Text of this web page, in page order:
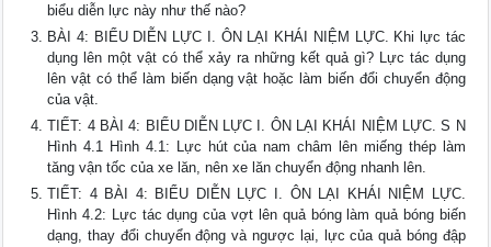
biểu diễn lực này như thế nào?
BÀI 4: BIỂU DIỄN LỰC I. ÔN LẠI KHÁI NIỆM LỰC. Khi lực tác
dụng lên một vật có thể xảy ra những kết quả gì? Lực tác dụng
lên vật có thể làm biến dạng vật hoặc làm biến đổi chuyển động
của vật.
TIẾT: 4 BÀI 4: BIỂU DIỄN LỰC I. ÔN LẠI KHÁI NIỆM LỰC. S N
Hình 4.1 Hình 4.1: Lực hút của nam châm lên miếng thép làm
tăng vận tốc của xe lăn, nên xe lăn chuyển động nhanh lên.
TIẾT: 4 BÀI 4: BIỂU DIỄN LỰC I. ÔN LẠI KHÁI NIỆM LỰC.
Hình 4.2: Lực tác dụng của vợt lên quả bóng làm quả bóng biến
dạng, thay đổi chuyển động và ngược lại, lực của quả bóng đập